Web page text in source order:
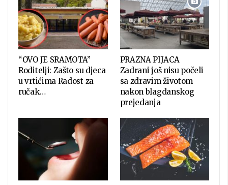
“OVO JE SRAMOTA”
Roditelji: Zašto su djeca
u vrtićima Radost za
ručak…
PRAZNA PIJACA
Zadrani još nisu počeli
sa zdravim životom
nakon blagdanskog
prejedanja